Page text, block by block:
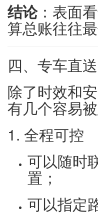
结论：表面
算总账往往最
四、专车直
除了时效和
有几个容易
1. 全程可控
可以随时
置；
可以指定